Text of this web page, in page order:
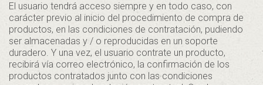
El usuario tendrá acceso siempre y en todo caso, con
carácter previo al inicio del procedimiento de compra de
productos, en las condiciones de contratación, pudiendo
ser almacenadas y / o reproducidas en un soporte
duradero. Y una vez, el usuario contrate un producto,
recibirá vía correo electrónico, la confirmación de los
productos contratados junto con las condiciones